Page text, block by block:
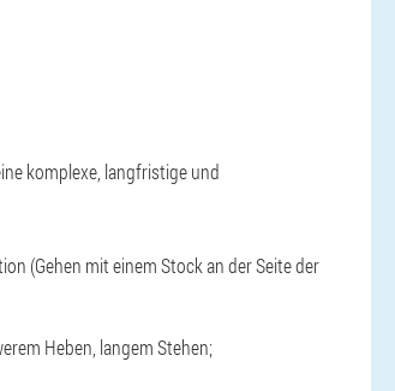
komplexe, langfristige und
(Gehen mit einem Stock an der Seite der
Heben, langem Stehen;